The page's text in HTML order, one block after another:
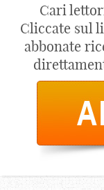
Cari
Cliccate sul
abbonate